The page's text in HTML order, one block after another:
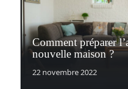
Comment préparer
nouvelle maison ?
22 novembre 2022